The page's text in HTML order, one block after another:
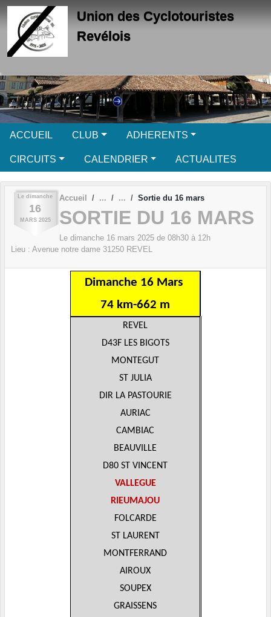
Union des Cyclotouristes
Revélois
ACCUEIL CLUB ADHERENTS
CIRCUITS CALENDRIER ACTUALITES
Le dimanche
16
MARS 2025
Accueil Sortie du 16 mars
SORTIE DU 16 MARS
Le dimanche 16 mars 2025 de 08h30 à 12h
Lieu : Avenue notre dame 31250 REVEL
Dimanche 16 Mars
74 km-662 m
REVEL
D43F LES BIGOTS
MONTEGUT
ST JULIA
DIR LA PASTOURIE
AURIAC
CAMBIAC
BEAUVILLE
D80 ST VINCENT
VALLEGUE
RIEUMAJOU
FOLCARDE
ST LAURENT
MONTFERRAND
AIROUX
SOUPEX
GRAISSENS
Panneau de gestion des cookies